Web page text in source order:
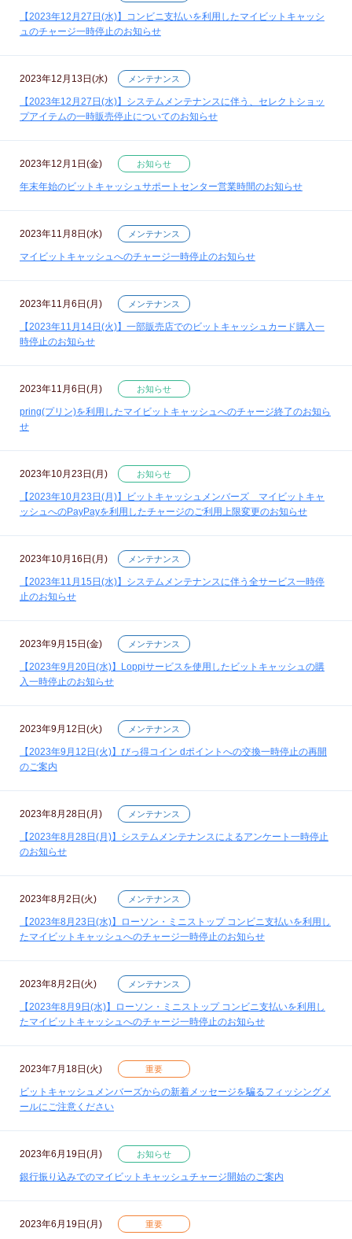
【2023年12月27日(水)】コンビニ支払いを利用したマイビットキャッシ
ュのチャージ一時停止のお知らせ
2023年12月13日(水) メンテナンス
【2023年12月27日(水)】システムメンテナンスに伴う、セレクトショッ
プアイテムの一時販売停止についてのお知らせ
2023年12月1日(金) お知らせ
年末年始のビットキャッシュサポートセンター営業時間のお知らせ
2023年11月8日(水) メンテナンス
マイビットキャッシュへのチャージ一時停止のお知らせ
2023年11月6日(月) メンテナンス
【2023年11月14日(火)】一部販売店でのビットキャッシュカード購入一
時停止のお知らせ
2023年11月6日(月) お知らせ
pring(プリン)を利用したマイビットキャッシュへのチャージ終了のお知ら
せ
2023年10月23日(月) お知らせ
【2023年10月23日(月)】ビットキャッシュメンバーズ マイビットキャ
ッシュへのPayPayを利用したチャージのご利用上限変更のお知らせ
2023年10月16日(月) メンテナンス
【2023年11月15日(水)】システムメンテナンスに伴う全サービス一時停
止のお知らせ
2023年9月15日(金) メンテナンス
【2023年9月20日(水)】Loppiサービスを使用したビットキャッシュの購
入一時停止のお知らせ
2023年9月12日(火) メンテナンス
【2023年9月12日(火)】びっ得コイン dポイントへの交換一時停止の再開
のご案内
2023年8月28日(月) メンテナンス
【2023年8月28日(月)】システムメンテナンスによるアンケート一時停止
のお知らせ
2023年8月2日(火) メンテナンス
【2023年8月23日(水)】ローソン・ミニストップ コンビニ支払いを利用し
たマイビットキャッシュへのチャージ一時停止のお知らせ
2023年8月2日(火) メンテナンス
【2023年8月9日(水)】ローソン・ミニストップ コンビニ支払いを利用し
たマイビットキャッシュへのチャージ一時停止のお知らせ
2023年7月18日(火) 重要
ビットキャッシュメンバーズからの新着メッセージを騙るフィッシングメ
ールにご注意ください
2023年6月19日(月) お知らせ
銀行振り込みでのマイビットキャッシュチャージ開始のご案内
2023年6月19日(月) 重要